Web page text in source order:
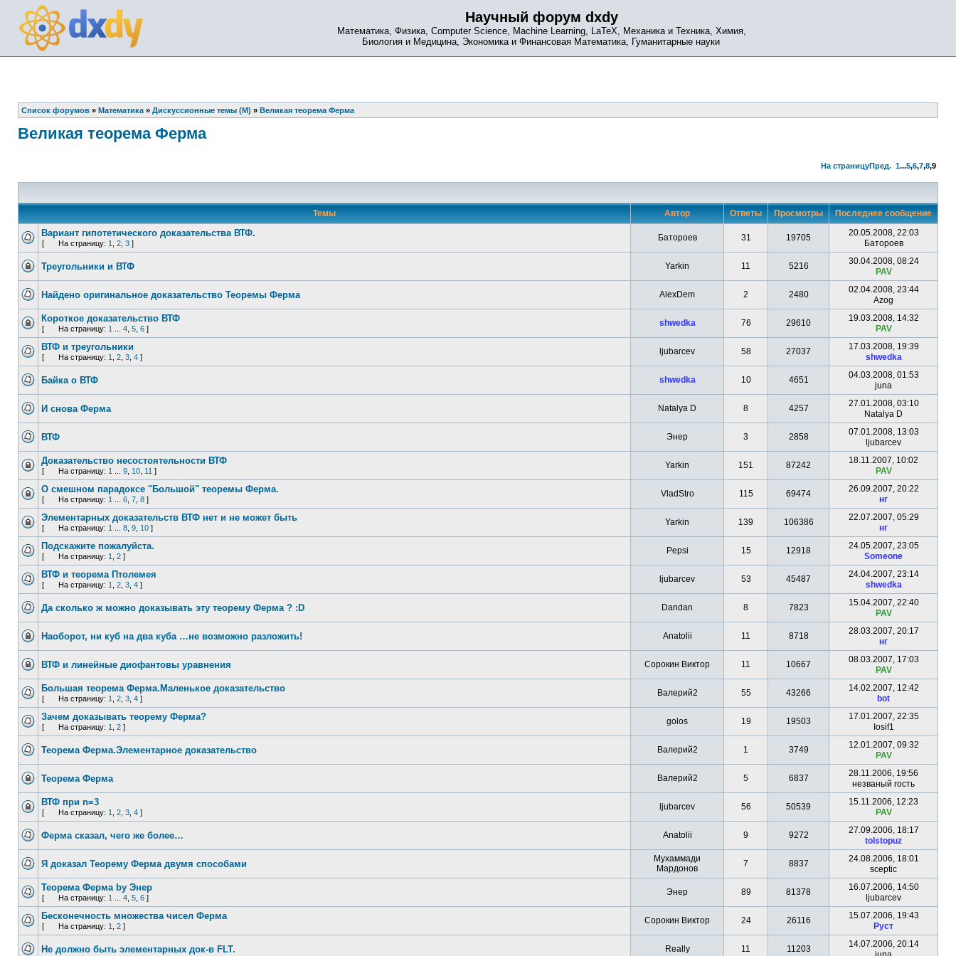
Научный форум dxdy
Математика, Физика, Computer Science, Machine Learning, LaTeX, Механика и Техника, Химия,
Биология и Медицина, Экономика и Финансовая Математика, Гуманитарные науки
Список форумов » Математика » Дискуссионные темы (М) » Великая теорема Ферма
Великая теорема Ферма
На страницуПред. 1...5,6,7,8,9
Темы Автор Ответы Просмотры Последнее сообщение
Вариант гипотетического доказательства ВТФ.
[ На страницу: 1 2 3 ]
Батороев 31 19705
20.05.2008, 22:03
Батороев
Треугольники и ВТФ Yarkin 11 5216
30.04.2008, 08:24
PAV
Найдено оригинальное доказательство Теоремы Ферма AlexDem 2 2480
02.04.2008, 23:44
Azog
Короткое доказательство ВТФ
[ На страницу: 1 4 5 6 ]
shwedka 76 29610
19.03.2008, 14:32
PAV
ВТФ и треугольники
[ На страницу: 1 2 3 4 ]
ljubarcev 58 27037
17.03.2008, 19:39
shwedka
Байка о ВТФ shwedka 10 4651
04.03.2008, 01:53
juna
И снова Ферма Natalya D 8 4257
27.01.2008, 03:10
Natalya D
ВТФ Энер 3 2858
07.01.2008, 13:03
ljubarcev
Доказательство несостоятельности ВТФ
[ На страницу: 1 9 10 11 ]
Yarkin 151 87242
18.11.2007, 10:02
PAV
О смешном парадоксе "Большой" теоремы Ферма.
[ На страницу: 1 6 7 8 ]
VladStro 115 69474
26.09.2007, 20:22
нг
Элементарных доказательств ВТФ нет и не может быть
[ На страницу: 1 8 9 10 ]
Yarkin 139 106386
22.07.2007, 05:29
нг
Подскажите пожалуйста.
[ На страницу: 1 2 ]
Pepsi 15 12918
24.05.2007, 23:05
Someone
ВТФ и теорема Птолемея
[ На страницу: 1 2 3 4 ]
ljubarcev 53 45487
24.04.2007, 23:14
shwedka
Да сколько ж можно доказывать эту теорему Ферма ? :D Dandan 8 7823
15.04.2007, 22:40
PAV
Наоборот, ни куб на два куба …не возможно разложить! Anatolii 11 8718
28.03.2007, 20:17
нг
ВТФ и линейные диофантовы уравнения Сорокин Виктор 11 10667
08.03.2007, 17:03
PAV
Большая теорема Ферма.Маленькое доказательство
[ На страницу: 1 2 3 4 ]
Валерий2 55 43266
14.02.2007, 12:42
bot
Зачем доказывать теорему Ферма?
[ На страницу: 1 2 ]
golos 19 19503
17.01.2007, 22:35
Iosif1
Теорема Ферма.Элементарное доказательство Валерий2 1 3749
12.01.2007, 09:32
PAV
Теорема Ферма Валерий2 5 6837
28.11.2006, 19:56
незваный гость
ВТФ при n=3
[ На страницу: 1 2 3 4 ]
ljubarcev 56 50539
15.11.2006, 12:23
PAV
Ферма сказал, чего же более… Anatolii 9 9272
27.09.2006, 18:17
tolstopuz
Я доказал Теорему Ферма двумя способами
Мухаммади
Мардонов
7 8837
24.08.2006, 18:01
sceptic
Теорема Ферма by Энер
[ На страницу: 1 4 5 6 ]
Энер 89 81378
16.07.2006, 14:50
ljubarcev
Бесконечность множества чисел Ферма
[ На страницу: 1 2 ]
Сорокин Виктор 24 26116
15.07.2006, 19:43
Руст
Не должно быть элементарных док-в FLT. Really 11 11203
14.07.2006, 20:14